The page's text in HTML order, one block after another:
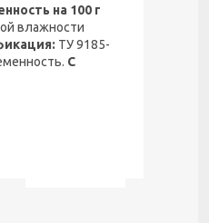
на 100 г
влажности
ТУ 9185-
С